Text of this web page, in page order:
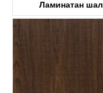
Ламинатан шал